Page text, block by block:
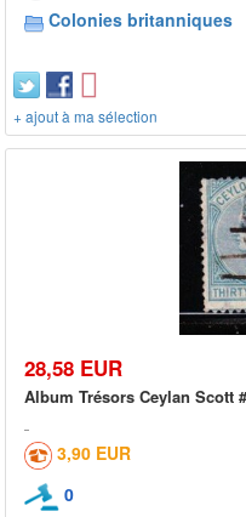
Colonies britanniques
+ ajout à ma sélection
28,58 EUR
Album Trésors Ceylan Scott
3,90 EUR
0